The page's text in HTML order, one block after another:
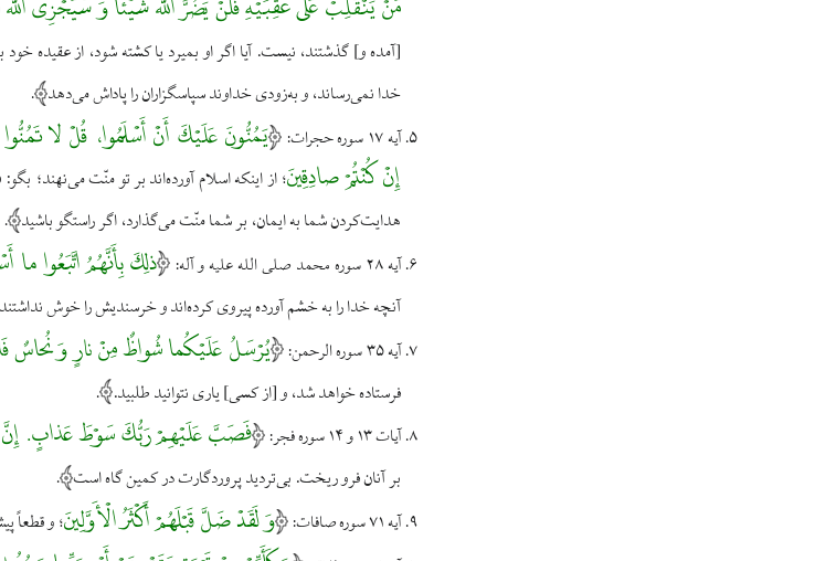
مَنْ يَنْقَلِبْ عَلى عَقِبَيْهِ فَلَنْ يَضُرَّ اللَّه شَيْئاً وَ سَيَجْزِى اللَّه
[آمده و] گذشتند، نيست. آيا اگر او بميرد يا كشته شود، از عقيده
خدا نمى‌رساند، و به‌زودى خداوند سپاسگزاران را پاداش مى‌دهد .
آيه ۱۷ سوره حجرات:
يَمُنُّونَ عَلَيْكَ أَنْ أَسْلَمُوا، قُلْ لا
إِنْ كُنْتُمْ صادِقِينَ؛از اينكه اسلام آورده‌اند بر تو منّت مى‌نهند؛
هدايت‌كردن شما به ايمان، بر شما منّت مى‌گذارد، اگر راستگو باشيد .
آيه ۲۸ سوره محمد صلى الله عليه و آله:
ذلِكَ بِأَنَّهُمُ اتَّبَعُوا
آنچه خدا را به خشم آورده پيروى كرده‌اند و خرسنديش را خوش
آيه ۳۵ سوره الرحمن:
يُرْسَلُ عَلَيْكُما شُواظٌ مِنْ نارٍ وَ نُحاسٌ
فرستاده خواهد شد، و [از كسى‌] يارى نتوانيد طلبيد. .
آیات ۱۳ و ۱۴ سوره فجر:
فَصَبَّ عَلَيْهِمْ رَبُّكَ سَوْطَ عَذابٍ. إِنَّ
بر آنان فرو ریخت. بی‌تردید پروردگارت در کمین گاه است .
آیه ۷۱ سوره صافات:
وَ لَقَدْ ضَلَّ قَبْلَهُمْ أَكْثَرُ الْأَوَّلِينَ؛و قطعاً